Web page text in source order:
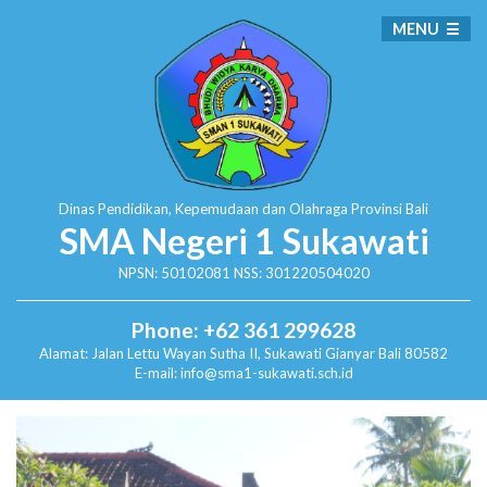
Dinas Pendidikan, Kepemudaan dan Olahraga Provinsi Bali
SMA Negeri 1 Sukawati
NPSN: 50102081 NSS: 301220504020
Phone: +62 361 299628
Alamat: Jalan Lettu Wayan Sutha II, SukawatiGianyar Bali 80582
E-mail: info@sma1-sukawati.sch.id
MENU